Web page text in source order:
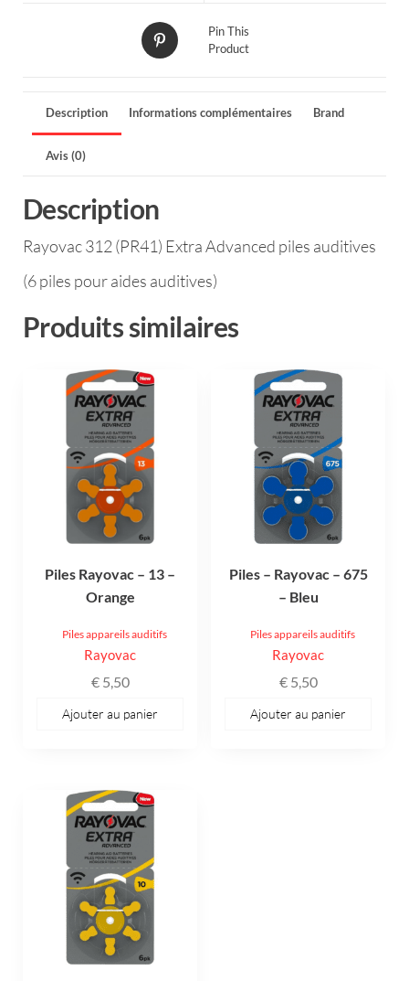
Pin This
Product
Description Informations complémentaires Brand
Avis (0)
Description
Rayovac 312 (PR41) Extra Advanced piles auditives
(6 piles pour aides auditives)
Produits similaires
Piles Rayovac – 13 –
Orange
Piles appareils auditifs
Rayovac
€5,50
Ajouter au panier
Piles – Rayovac – 675
– Bleu
Piles appareils auditifs
Rayovac
€5,50
Ajouter au panier